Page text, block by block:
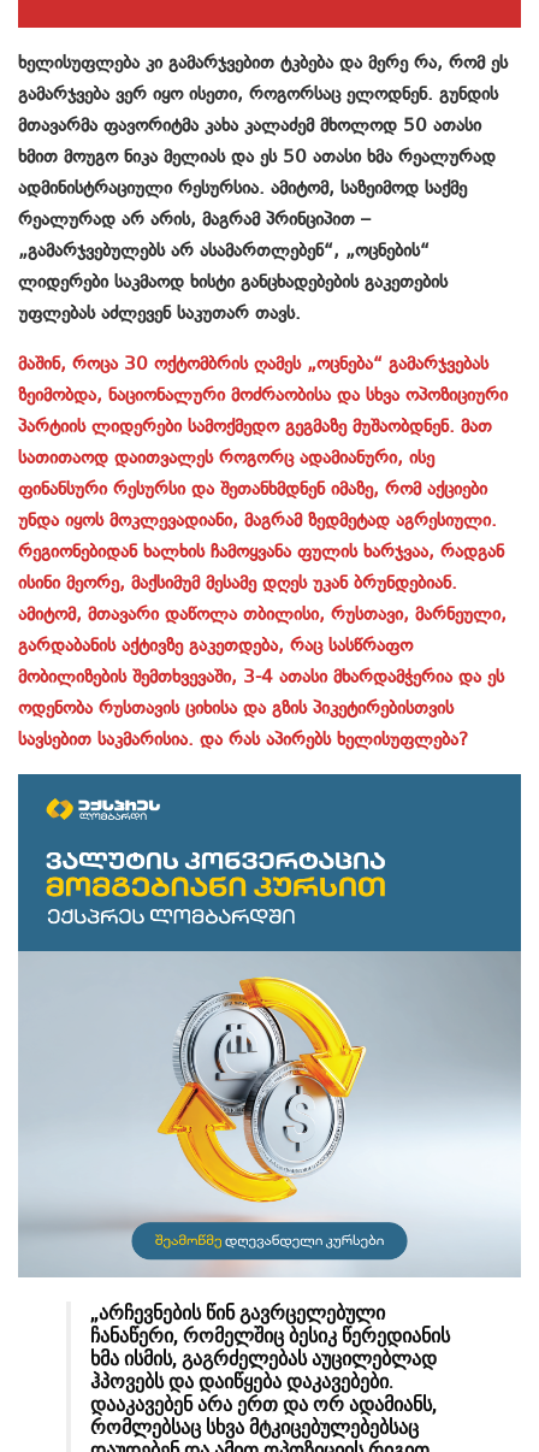
ხელისუფლება კი გამარჯვებით ტკბება და მერე რა, რომ ეს
გამარჯვება ვერ იყო ისეთი, როგორსაც ელოდნენ. გუნდის
მთავარმა ფავორიტმა კახა კალაძემ მხოლოდ 50 ათასი
ხმით მოუგო ნიკა მელიას და ეს 50 ათასი ხმა რეალურად
ადმინისტრაციული რესურსია. ამიტომ, საზეიმოდ საქმე
რეალურად არ არის, მაგრამ პრინციპით –
„გამარჯვებულებს არ ასამართლებენ“, „ოცნების“
ლიდერები საკმაოდ ხისტი განცხადებების გაკეთების
უფლებას აძლევენ საკუთარ თავს.
მაშინ, როცა 30 ოქტომბრის ღამეს „ოცნება“ გამარჯვებას
ზეიმობდა, ნაციონალური მოძრაობისა და სხვა ოპოზიციური
პარტიის ლიდერები სამოქმედო გეგმაზე მუშაობდნენ. მათ
სათითაოდ დაითვალეს როგორც ადამიანური, ისე
ფინანსური რესურსი და შეთანხმდნენ იმაზე, რომ აქციები
უნდა იყოს მოკლევადიანი, მაგრამ ზედმეტად აგრესიული.
რეგიონებიდან ხალხის ჩამოყვანა ფულის ხარჯვაა, რადგან
ისინი მეორე, მაქსიმუმ მესამე დღეს უკან ბრუნდებიან.
ამიტომ, მთავარი დაწოლა თბილისი, რუსთავი, მარნეული,
გარდაბანის აქტივზე გაკეთდება, რაც სასწრაფო
მობილიზების შემთხვევაში, 3-4 ათასი მხარდამჭერია და ეს
ოდენობა რუსთავის ციხისა და გზის პიკეტირებისთვის
სავსებით საკმარისია. და რას აპირებს ხელისუფლება?
„არჩევნების წინ გავრცელებული
ჩანაწერი, რომელშიც ბესიკ წერედიანის
ხმა ისმის, გაგრძელებას აუცილებლად
ჰპოვებს და დაიწყება დაკავებები.
დააკავებენ არა ერთ და ორ ადამიანს,
რომლებსაც სხვა მტკიცებულებებსაც